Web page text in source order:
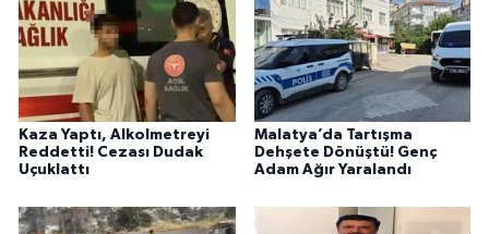
Kaza Yaptı, Alkolmetreyi
Reddetti! Cezası Dudak
Uçuklattı
Malatya’da Tartışma
Dehşete Dönüştü! Genç
Adam Ağır Yaralandı